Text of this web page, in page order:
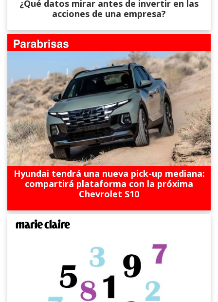
¿Qué datos mirar antes de invertir en las
acciones de una empresa?
Hyundai tendrá una nueva pick-up mediana:
compartirá plataforma con la próxima
Chevrolet S10